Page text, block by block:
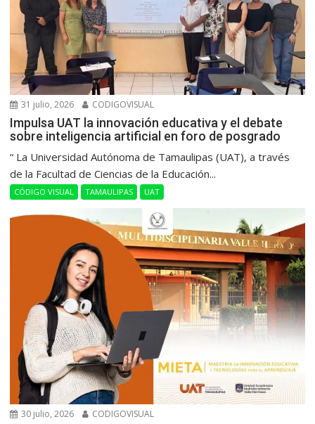
31 julio, 2026 CODIGOVISUAL
Impulsa UAT la innovación educativa y el debate
sobre inteligencia artificial en foro de posgrado
“ La Universidad Autónoma de Tamaulipas (UAT), a través
de la Facultad de Ciencias de la Educación...
CÓDIGO VISUAL TAMAULIPAS UAT
30 julio, 2026 CODIGOVISUAL